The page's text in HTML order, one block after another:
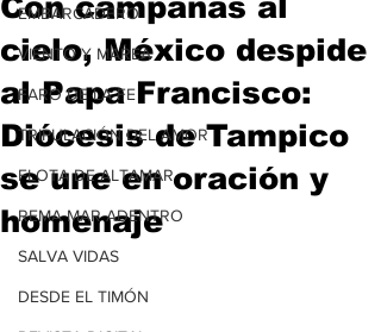
EMBARCADERO
VIENTO Y MAREA
FARO DE LA FE
TRIPULACIÓN DEL AMOR
FLOTA DE ALTAMAR
REMA MAR ADENTRO
SALVA VIDAS
DESDE EL TIMÓN
cielo, México despide
al Papa Francisco:
Diócesis de Tampico
se une en oración y
homenaje